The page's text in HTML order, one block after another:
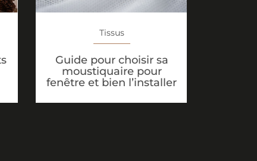
Tissus
Guide pour choisir sa
moustiquaire pour
fenêtre et bien l’installer